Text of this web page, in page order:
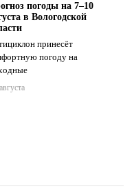
погоды на 7–10
в Вологодской
принесёт
погоду на